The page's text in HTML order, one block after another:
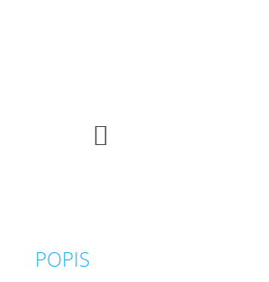
POPIS